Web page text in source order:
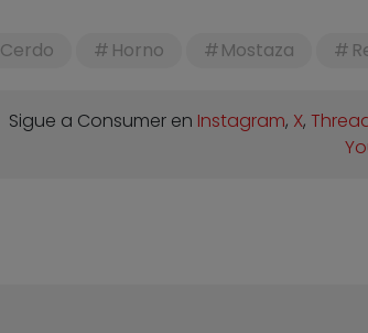
Cerdo Horno Mostaza
Sigue a Consumer en Instagram, X,